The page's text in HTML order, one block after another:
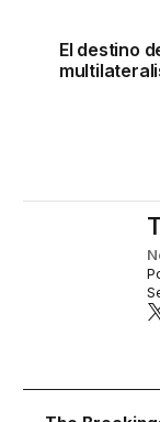
El destino